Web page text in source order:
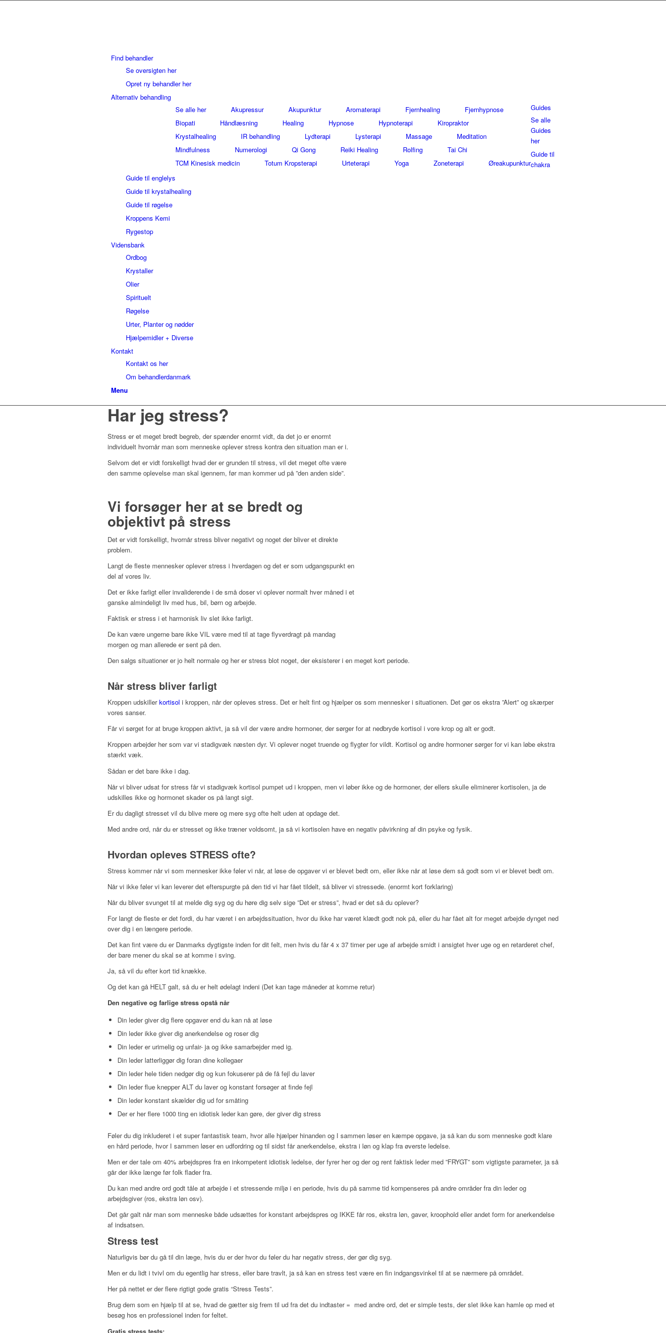
Find behandler
Se oversigten her
Opret ny behandler her
Alternativ behandling
Se alle her
Akupressur Akupunktur Aromaterapi Fjernhealing
Fjernhypnose
Biopati
Håndlæsning Healing Hypnose Hypnoterapi
Kiropraktor
Krystalhealing
IR behandling Lydterapi Lysterapi Massage
Meditation
Mindfulness
Numerologi Qi Gong Reiki Healing Rolfing
Tai Chi
TCM Kinesisk medicin
Totum Kropsterapi Urteterapi Yoga Zoneterapi Øreakupunktur
Guides
Se alle
Guides
her
Guide til
chakra
Guide til englelys
Guide til krystalhealing
Guide til røgelse
Kroppens Kemi
Rygestop
Vidensbank
Ordbog
Krystaller
Olier
Spirituelt
Røgelse
Urter, Planter og nødder
Hjælpemidler + Diverse
Kontakt
Kontakt os her
Om behandlerdanmark
Menu
Har jeg stress?
Stress er et meget bredt begreb, der spænder enormt vidt, da det jo er enormt
individuelt hvornår man som menneske oplever stress kontra den situation man er i.
Selvom det er vidt forskelligt hvad der er grunden til stress, vil det meget ofte være
den samme oplevelse man skal igennem, før man kommer ud på ”den anden side”.
Vi forsøger her at se bredt og
objektivt på stress
Det er vidt forskelligt, hvornår stress bliver negativt og noget der bliver et direkte
problem.
Langt de fleste mennesker oplever stress i hverdagen og det er som udgangspunkt en
del af vores liv.
Det er ikke farligt eller invaliderende i de små doser vi oplever normalt hver måned i et
ganske almindeligt liv med hus, bil, børn og arbejde.
Faktisk er stress i et harmonisk liv slet ikke farligt.
De kan være ungerne bare ikke VIL være med til at tage flyverdragt på mandag
morgen og man allerede er sent på den.
Den salgs situationer er jo helt normale og her er stress blot noget, der eksisterer i en meget kort periode.
Når stress bliver farligt
Kroppen udskillerkortisol i kroppen, når der opleves stress. Det er helt fint og hjælper os som mennesker i situationen. Det gør os ekstra ”Alert” og skærper
vores sanser.
Får vi sørget for at bruge kroppen aktivt, ja så vil der være andre hormoner, der sørger for at nedbryde kortisol i vore krop og alt er godt.
Kroppen arbejder her som var vi stadigvæk næsten dyr. Vi oplever noget truende og flygter for vildt. Kortisol og andre hormoner sørger for vi kan løbe ekstra
stærkt væk.
Sådan er det bare ikke i dag.
Når vi bliver udsat for stress får vi stadigvæk kortisol pumpet ud i kroppen, men vi løber ikke og de hormoner, der ellers skulle eliminerer kortisolen, ja de
udskilles ikke og hormonet skader os på langt sigt.
Er du dagligt stresset vil du blive mere og mere syg ofte helt uden at opdage det.
Med andre ord, når du er stresset og ikke træner voldsomt, ja så vi kortisolen have en negativ påvirkning af din psyke og fysik.
Hvordan opleves STRESS ofte?
Stress kommer når vi som mennesker ikke føler vi når, at løse de opgaver vi er blevet bedt om, eller ikke når at løse dem så godt som vi er blevet bedt om.
Når vi ikke føler vi kan leverer det efterspurgte på den tid vi har fået tildelt, så bliver vi stressede. (enormt kort forklaring)
Når du bliver svunget til at melde dig syg og du høre dig selv sige ”Det er stress”, hvad er det så du oplever?
For langt de fleste er det fordi, du har været i en arbejdssituation, hvor du ikke har været klædt godt nok på, eller du har fået alt for meget arbejde dynget ned
over dig i en længere periode.
Det kan fint være du er Danmarks dygtigste inden for dit felt, men hvis du får 4 x 37 timer per uge af arbejde smidt i ansigtet hver uge og en retarderet chef,
der bare mener du skal se at komme i sving.
Ja, så vil du efter kort tid knække.
Og det kan gå HELT galt, så du er helt ødelagt indeni (Det kan tage måneder at komme retur)
Den negative og farlige stress opstå når
Din leder giver dig flere opgaver end du kan nå at løse
Din leder ikke giver dig anerkendelse og roser dig
Din leder er urimelig og unfair- ja og ikke samarbejder med ig.
Din leder latterliggør dig foran dine kollegaer
Din leder hele tiden nedgør dig og kun fokuserer på de få fejl du laver
Din leder flue knepper ALT du laver og konstant forsøger at finde fejl
Din leder konstant skælder dig ud for småting
Der er her flere 1000 ting en idiotisk leder kan gøre, der giver dig stress
Føler du dig inkluderet i et super fantastisk team, hvor alle hjælper hinanden og I sammen løser en kæmpe opgave, ja så kan du som menneske godt klare
en hård periode, hvor I sammen løser en udfordring og til sidst får anerkendelse, ekstra i løn og klap fra øverste ledelse.
Men er der tale om 40% arbejdspres fra en inkompetent idiotisk ledelse, der fyrer her og der og rent faktisk leder med ”FRYGT” som vigtigste parameter, ja så
går der ikke længe før folk flader fra.
Du kan med andre ord godt tåle at arbejde i et stressende miljø i en periode, hvis du på samme tid kompenseres på andre områder fra din leder og
arbejdsgiver (ros, ekstra løn osv).
Det går galt når man som menneske både udsættes for konstant arbejdspres og IKKE får ros, ekstra løn, gaver, kroophold eller andet form for anerkendelse
af indsatsen.
Stress test
Naturligvis bør du gå til din læge, hvis du er der hvor du føler du har negativ stress, der gør dig syg.
Men er du lidt i tvivl om du egentlig har stress, eller bare travlt, ja så kan en stress test være en fin indgangsvinkel til at se nærmere på området.
Her på nettet er der flere rigtigt gode gratis “Stress Tests”.
Brug dem som en hjælp til at se, hvad de gætter sig frem til ud fra det du indtaster = med andre ord, det er simple tests, der slet ikke kan hamle op med et
besøg hos en professionel inden for feltet.
Gratis stress tests: